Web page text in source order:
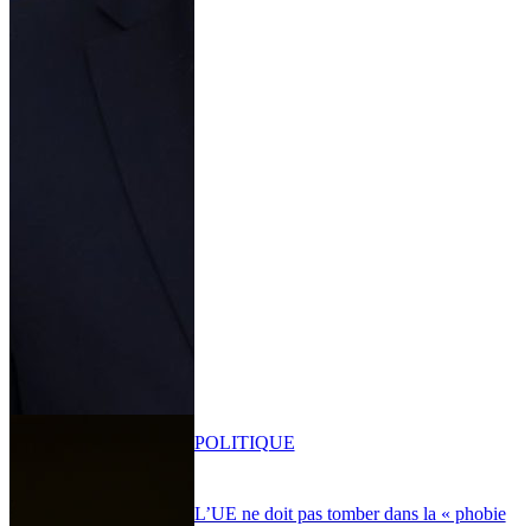
L’UE ne doit pas tomber dans la « phobie
POLITIQUE